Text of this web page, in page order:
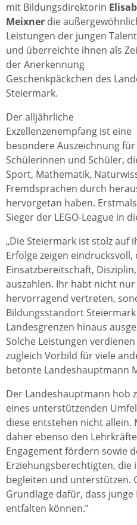
mit Bildungsdirektorin
Meixner die
Leistungen der jungen
und überreichte ihnen als
der Anerkennung
Geschenkpäckchen des
Steiermark.
Der alljährliche
Exzellenzenempfang ist eine
besondere Auszeichnung für
Schülerinnen und Schüler,
Sport, Mathematik,
Fremdsprachen durch
hervorgetan haben.
Sieger der LEGO-League in
„Die Steiermark ist stolz auf
Erfolge zeigen eindrucksvoll,
Einsatzbereitschaft,
auszahlen. Ihr habt nicht
hervorragend vertreten,
Bildungsstandort
Landesgrenzen hinaus
Solche Leistungen
zugleich Vorbild für viele
betonte Landeshauptmann
Der Landeshauptmann hob
eines unterstützenden
diese entstehen nicht
daher ebenso den
Engagement fördern sowie
Erziehungsberechtigten, die
begleiten und unterstützen.
Grundlage dafür, dass
entfalten können.”